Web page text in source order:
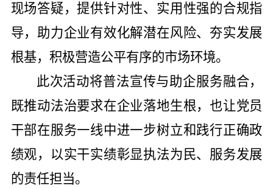
现场答疑，提供针对性、实用性强的合规指
导，助力企业有效化解潜在风险、夯实发展
根基，积极营造公平有序的市场环境。
此次活动将普法宣传与助企服务融合，
既推动法治要求在企业落地生根，也让党员
干部在服务一线中进一步树立和践行正确政
绩观，以实干实绩彰显执法为民、服务发展
的责任担当。